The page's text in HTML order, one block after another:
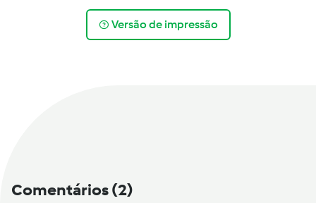
Versão de impressão
Comentários(2)